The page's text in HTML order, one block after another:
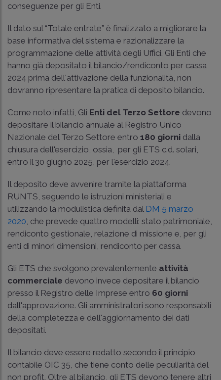
conseguenze per gli Enti.
Il dato sul “Totale entrate” è finalizzato a migliorare la
base informativa del sistema e razionalizzare la
programmazione delle attività degli Uffici. Gli Enti che
hanno già depositato il bilancio/rendiconto per cassa
2024 prima dell'attivazione della funzionalità, non
dovranno ripresentare la pratica di deposito bilancio.
Come noto infatti, Gli Enti del Terzo Settore devono
depositare il bilancio annuale al Registro Unico
Nazionale del Terzo Settore entro 180 giorni dalla
chiusura dell'esercizio, ossia, per gli ETS c.d. solari,
entro il 30 giugno 2025, per l'esercizio 2024.
Il deposito deve avvenire tramite la piattaforma
RUNTS, seguendo le istruzioni ministeriali e
utilizzando la modulistica definita dal DM 5 marzo
2020 , che prevede quattro modelli: stato patrimoniale,
rendiconto gestionale, relazione di missione e, per gli
enti di minori dimensioni, rendiconto per cassa.
Gli ETS che svolgono prevalentemente attività
commerciale devono invece depositare il bilancio
presso il Registro delle Imprese entro 60 giorni
dall'approvazione. Gli amministratori sono responsabili
della completezza e dell'aggiornamento dei dati
depositati.
Il bilancio deve essere redatto secondo il principio
contabile OIC 35 , che tiene conto delle peculiarità del
non profit. Oltre al bilancio, gli ETS devono tenere altri